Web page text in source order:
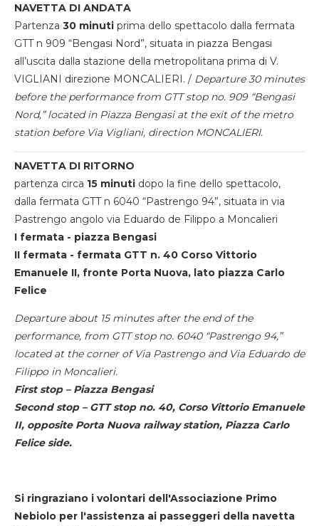
NAVETTA DI ANDATA
Partenza 30 minuti prima dello spettacolo dalla fermata
GTT n 909 “Bengasi Nord”, situata in piazza Bengasi
all’uscita dalla stazione della metropolitana prima di V.
VIGLIANI direzione MONCALIERI. / Departure 30 minutes
before the performance from GTT stop no. 909 “Bengasi
Nord,” located in Piazza Bengasi at the exit of the metro
station before Via Vigliani, direction MONCALIERI.
NAVETTA DI RITORNO
partenza circa 15 minuti dopo la fine dello spettacolo,
dalla fermata GTT n 6040 “Pastrengo 94”, situata in via
Pastrengo angolo via Eduardo de Filippo a Moncalieri
I fermata - piazza Bengasi
II fermata - fermata GTT n. 40 Corso Vittorio
Emanuele II, fronte Porta Nuova, lato piazza Carlo
Felice
Departure about 15 minutes after the end of the
performance, from GTT stop no. 6040 “Pastrengo 94,”
located at the corner of Via Pastrengo and Via Eduardo de
Filippo in Moncalieri.
First stop – Piazza Bengasi
Second stop – GTT stop no. 40, Corso Vittorio Emanuele
II, opposite Porta Nuova railway station, Piazza Carlo
Felice side.
Si ringraziano i volontari dell'Associazione Primo
Nebiolo per l'assistenza ai passeggeri della navetta